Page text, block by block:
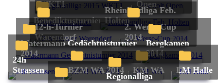
WKT1
Open
Benediktusturnier
Rheinlandliga Feb.
Holten
12-h-Turnier
Warendorf
2. Werse-Cup
2014
Watermann Gedächtnisturnier
2014
Bergkamen
2014
24h
Strassen
BZM WA 2014 KM WA
LM Halle
Regionalliga